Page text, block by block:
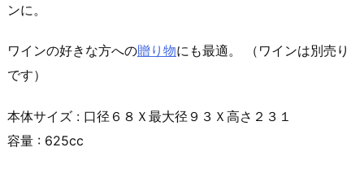
ンに。
ワインの好きな方への贈り物にも最適。 （ワインは別売り
です）
本体サイズ : 口径６８Ｘ最大径９３Ｘ高さ２３１
容量 : 625cc